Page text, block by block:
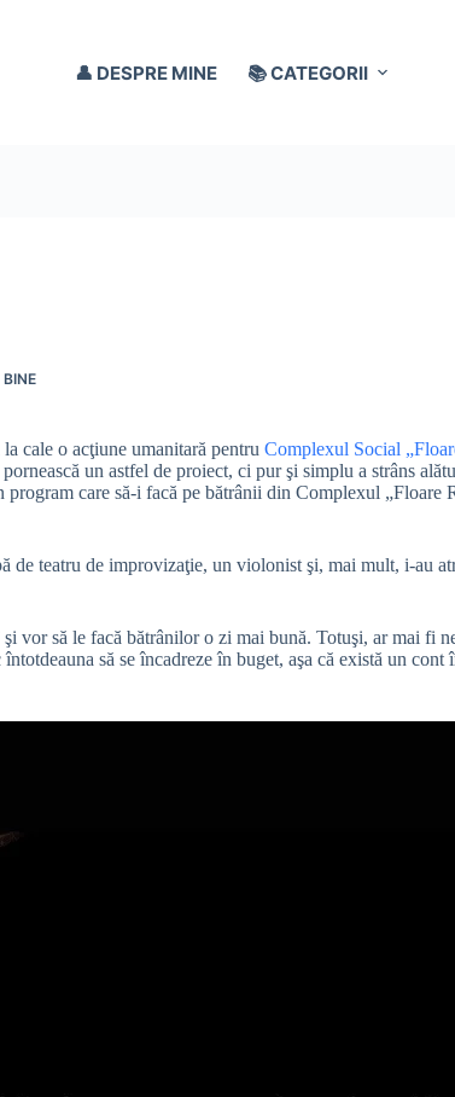
👤 DESPRE MINE 📚 CATEGORII
cale o acţiune umanitară pentru Complexul Social
un astfel de proiect, ci pur şi simplu a strâns
care să-i facă pe bătrânii din Complexul „Floare
de teatru de improvizaţie, un violonist şi, mai mult, i-au
vor să le facă bătrânilor o zi mai bună. Totuşi, ar mai fi
să se încadreze în buget, aşa că există un cont